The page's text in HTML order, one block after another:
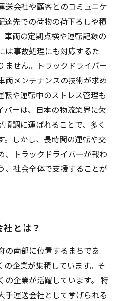
送会社や顧客とのコミュニケ
達先での荷物の荷下ろしや積
車両の定期点検や運転記録の
は事故処理にも対応するた
ません。トラックドライバー
両メンテナンスの技術が求め
転や運転中のストレス管理も
バーは、日本の物流業界に欠
調に運ばれることで、多く
。しかし、長時間の運転や交
、トラックドライバーが報わ
、社会全体で支援することが
とは？
の南部に位置するまちであ
の企業が集積しています。そ
の企業が活躍しています。 特
手運送会社として挙げられる